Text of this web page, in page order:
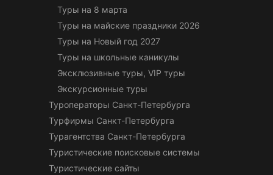
Туры на 8 марта
Туры на майские праздники 2026
Туры на Новый год 2027
Туры на школьные каникулы
Эксклюзивные туры, VIP туры
Экскурсионные туры
Туроператоры Санкт-Петербурга
Турфирмы Санкт-Петербурга
Турагентства Санкт-Петербурга
Туристические поисковые системы
Туристические сайты